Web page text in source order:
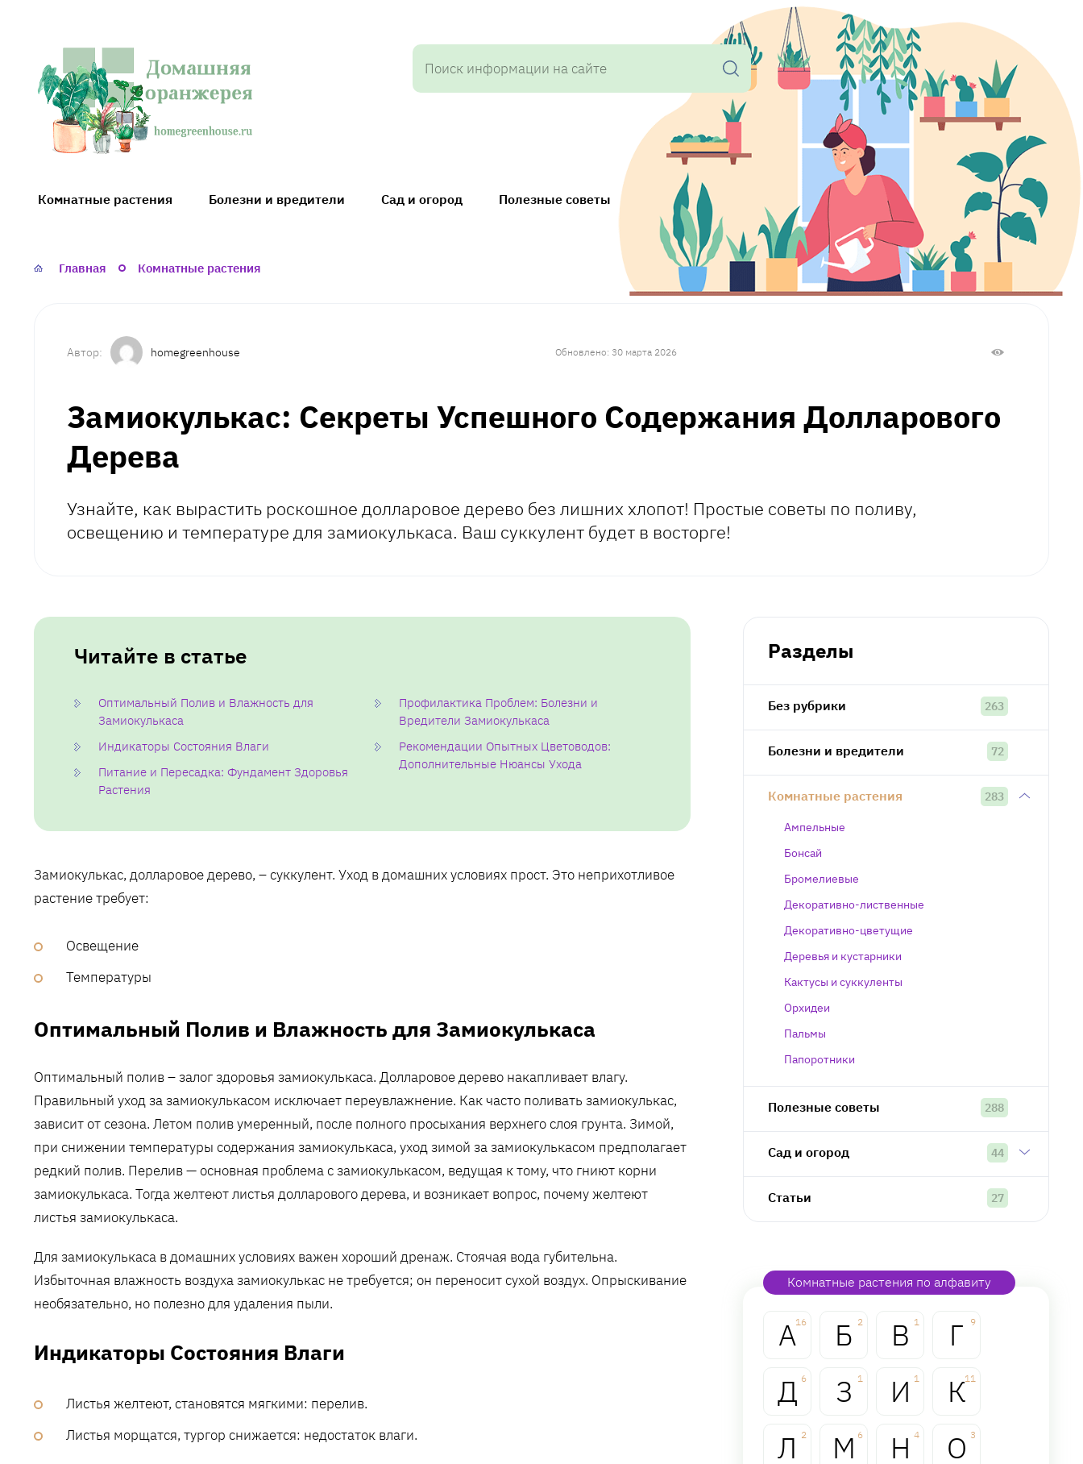
Домашняя
оранжерея
Комнатные растения Болезни и вредители Сад и огород Полезные советы
Главная Комнатные растения
homegreenhouse Обновлено: 30 марта 2026
Замиокулькас: Секреты Успешного Содержания Долларового
Дерева
Узнайте, как вырастить роскошное долларовое дерево без лишних хлопот! Простые советы по поливу,
освещению и температуре для замиокулькаса. Ваш суккулент будет в восторге!
Читайте в статье
Оптимальный Полив и Влажность для
Замиокулькаса
Индикаторы Состояния Влаги
Питание и Пересадка: Фундамент Здоровья
Растения
Профилактика Проблем: Болезни и
Вредители Замиокулькаса
Рекомендации Опытных Цветоводов:
Дополнительные Нюансы Ухода
Замиокулькас, долларовое дерево, – суккулент. Уход в домашних условиях прост. Это неприхотливое
растение требует:
Освещение
Температуры
Оптимальный Полив и Влажность для Замиокулькаса
Оптимальный полив – залог здоровья замиокулькаса. Долларовое дерево накапливает влагу.
Правильный уход за замиокулькасом исключает переувлажнение. Как часто поливать замиокулькас,
зависит от сезона. Летом полив умеренный, после полного просыхания верхнего слоя грунта. Зимой,
при снижении температуры содержания замиокулькаса, уход зимой за замиокулькасом предполагает
редкий полив. Перелив — основная проблема с замиокулькасом, ведущая к тому, что гниют корни
замиокулькаса. Тогда желтеют листья долларового дерева, и возникает вопрос, почему желтеют
листья замиокулькаса.
Для замиокулькаса в домашних условиях важен хороший дренаж. Стоячая вода губительна.
Избыточная влажность воздуха замиокулькас не требуется; он переносит сухой воздух. Опрыскивание
необязательно, но полезно для удаления пыли.
Индикаторы Состояния Влаги
Листья желтеют, становятся мягкими: перелив.
Листья морщатся, тургор снижается: недостаток влаги.
Разделы
Без рубрики 263
Болезни и вредители 72
Комнатные растения 283
Ампельные
Бонсай
Бромелиевые
Декоративно-лиственные
Декоративно-цветущие
Деревья и кустарники
Кактусы и суккуленты
Орхидеи
Пальмы
Папоротники
Полезные советы 288
Сад и огород 44
Статьи 27
Комнатные растения по алфавиту
А16 Б 2 В 1 Г 9
Д 6 З 1 И 1 К11
Л 2 М 6 Н 4 О 3